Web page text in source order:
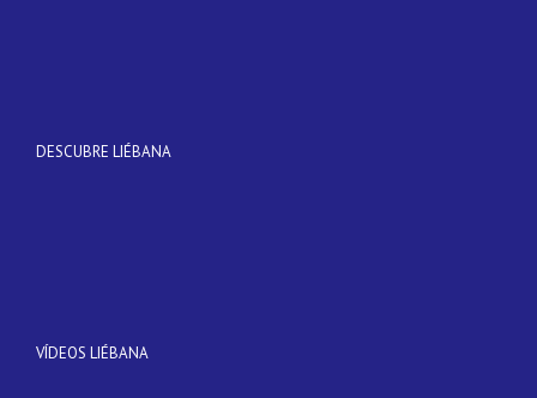
DESCUBRE LIÉBANA
VÍDEOS LIÉBANA